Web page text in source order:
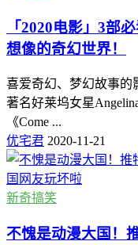
「2020电影」3部
想像的奇幻世界！
喜爱奇幻、梦幻故事的
著名好莱坞女星
《Come ...
优宅君 2020-11-21
新奇搞笑
不愧是动漫大国！